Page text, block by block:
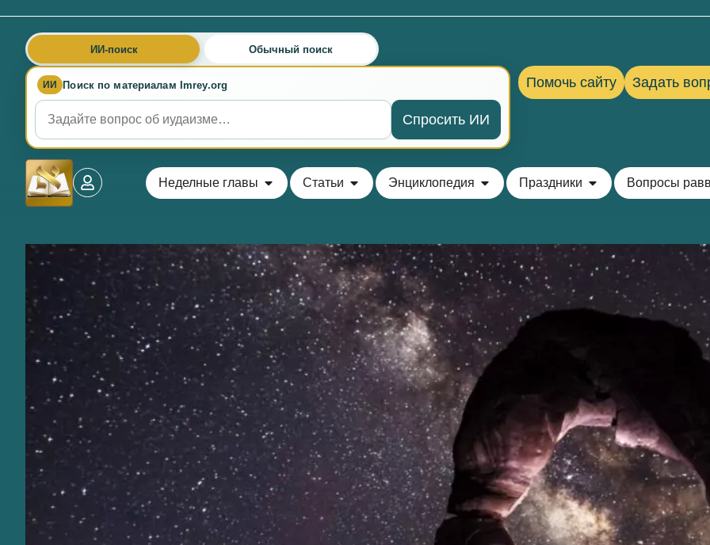
ИИ Поиск по материалам Imrey.org
Спросить ИИ
ИИ-поиск Обычный поиск
Помочь сайту Задать
Неделные главы Статьи Энциклопедия Праздники Вопросы